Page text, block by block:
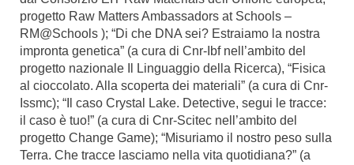
progetto Raw Matters Ambassadors at Schools –
RM@Schools ); “Di che DNA sei? Estraiamo la nostra
impronta genetica” (a cura di Cnr-Ibf nell’ambito del
progetto nazionale Il Linguaggio della Ricerca), “Fisica
al cioccolato. Alla scoperta dei materiali” (a cura di Cnr-
Issmc); “Il caso Crystal Lake. Detective, segui le tracce:
il caso è tuo!” (a cura di Cnr-Scitec nell’ambito del
progetto Change Game); “Misuriamo il nostro peso sulla
Terra. Che tracce lasciamo nella vita quotidiana?” (a